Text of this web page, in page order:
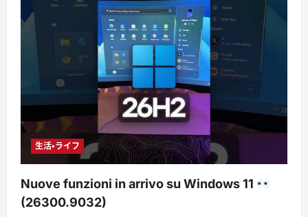
生活・ライフ
Nuove funzioni in arrivo su Windows 11
(26300.9032)